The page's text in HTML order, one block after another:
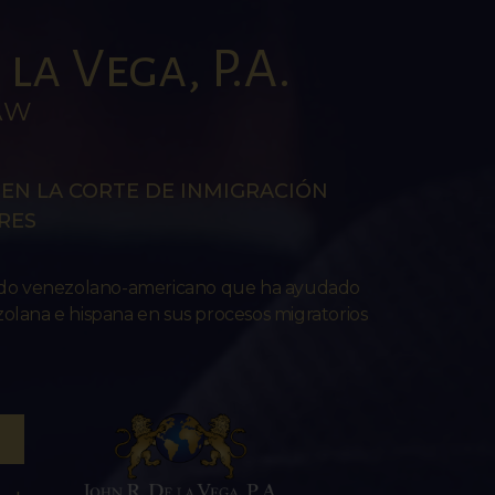
Vega, P.A.
LA CORTE DE INMIGRACIÓN
venezolano-americano que ha ayudado
e hispana en sus procesos migratorios